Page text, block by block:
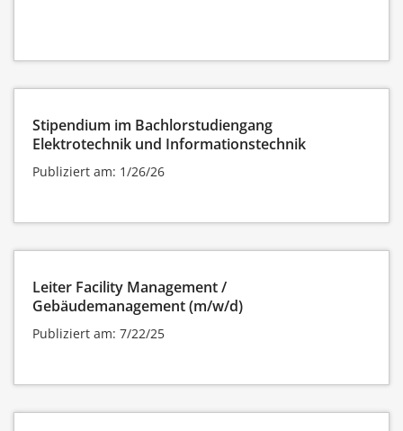
Stipendium im Bachlorstudiengang
Elektrotechnik und Informationstechnik
Publiziert am: 1/26/26
Leiter Facility Management /
Gebäudemanagement (m/w/d)
Publiziert am: 7/22/25